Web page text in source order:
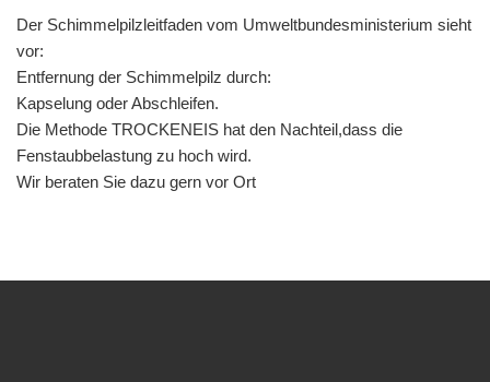
Der Schimmelpilzleitfaden vom Umweltbundesministerium sieht
vor:
Entfernung der Schimmelpilz durch:
Kapselung oder Abschleifen.
Die Methode TROCKENEIS hat den Nachteil,dass die
Fenstaubbelastung zu hoch wird.
Wir beraten Sie dazu gern vor Ort